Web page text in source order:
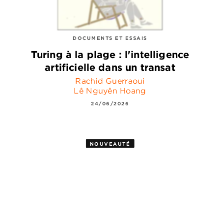
DOCUMENTS ET ESSAIS
Turing à la plage : l'intelligence
artificielle dans un transat
Rachid Guerraoui
Lê Nguyên Hoang
24/06/2026
NOUVEAUTÉ